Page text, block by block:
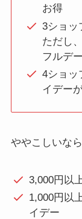
お得
3ショッ
ただし
フルデ
4ショッ
イデー
ややこしいなら
3,000円以
1,000円以
イデー